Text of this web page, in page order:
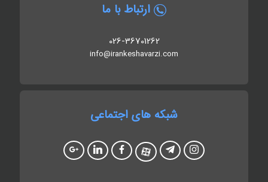
ارتباط با ما
026-36701262
info@irankeshavarzi.com
شبکه های اجتماعی